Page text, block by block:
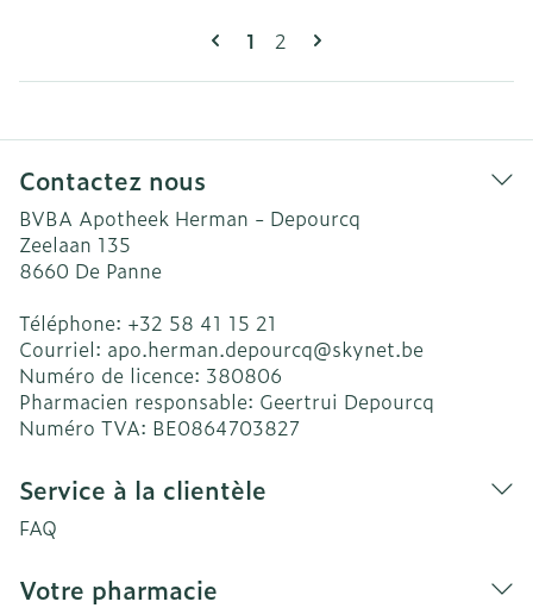
Pages
Vous lisez actuellement la
1 Page
2
Contactez nous
BVBA Apotheek Herman - Depourcq
Zeelaan 135
8660 De Panne
Téléphone: +32 58 41 15 21
Courriel: apo.herman.depourcq@skynet.be
Numéro de licence: 380806
Pharmacien responsable: Geertrui Depourcq
Numéro TVA: BE0864703827
Service à la clientèle
FAQ
Votre pharmacie